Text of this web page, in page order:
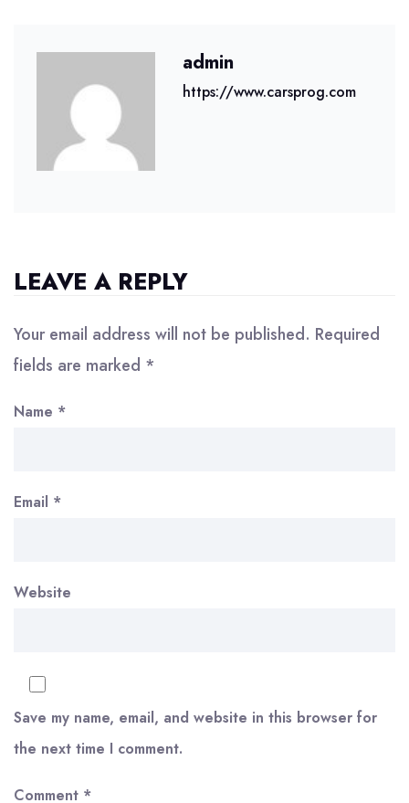
admin
https://www.carsprog.com
LEAVE A REPLY
Your email address will not be published. Required
fields are marked *
Name *
Email *
Website
Save my name, email, and website in this browser for
the next time I comment.
Comment *